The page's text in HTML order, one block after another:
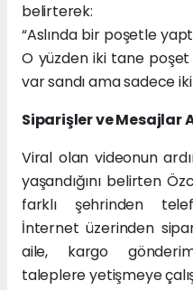
belirterek:
“Aslında bir poşetle
O yüzden iki tane
var sandı ama sadece
Siparişler ve Mesajlar
Viral olan videonun
yaşandığını belirten
farklı şehrinden
İnternet üzerinden
aile, kargo
taleplere yetişmeye